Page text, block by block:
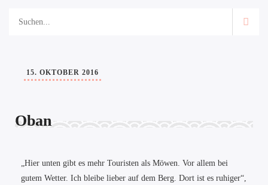
15. OKTOBER 2016
Oban
„Hier unten gibt es mehr Touristen als Möwen. Vor allem bei
gutem Wetter. Ich bleibe lieber auf dem Berg. Dort ist es ruhiger“,